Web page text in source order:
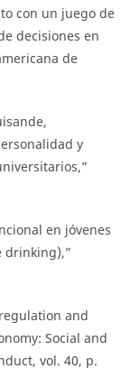
con un juego de
decisiones en
de
y
en jóvenes
drinking),”
and
Social and
vol. 40, p.